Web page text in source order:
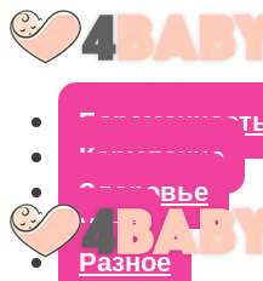
Кормление
Здоровье
Уход
Разное